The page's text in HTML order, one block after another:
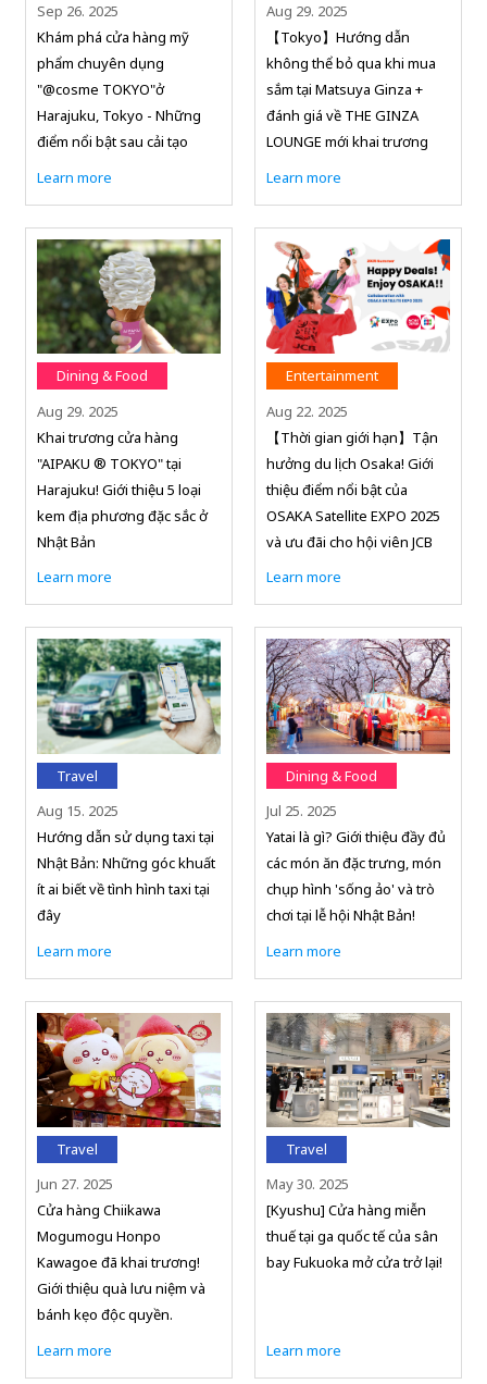
Sep 26. 2025
Khám phá cửa hàng mỹ
phẩm chuyên dụng
"@cosme TOKYO"ở
Harajuku, Tokyo - Những
điểm nổi bật sau cải tạo
Learn more
Aug 29. 2025
【Tokyo】Hướng dẫn
không thể bỏ qua khi mua
sắm tại Matsuya Ginza +
đánh giá về THE GINZA
LOUNGE mới khai trương
Learn more
Dining & Food
Aug 29. 2025
Khai trương cửa hàng
"AIPAKU ® TOKYO" tại
Harajuku! Giới thiệu 5 loại
kem địa phương đặc sắc ở
Nhật Bản
Learn more
Entertainment
Aug 22. 2025
【Thời gian giới hạn】Tận
hưởng du lịch Osaka! Giới
thiệu điểm nổi bật của
OSAKA Satellite EXPO 2025
và ưu đãi cho hội viên JCB
Learn more
Travel
Aug 15. 2025
Hướng dẫn sử dụng taxi tại
Nhật Bản: Những góc khuất
ít ai biết về tình hình taxi tại
đây
Learn more
Dining & Food
Jul 25. 2025
Yatai là gì? Giới thiệu đầy đủ
các món ăn đặc trưng, món
chụp hình 'sống ảo' và trò
chơi tại lễ hội Nhật Bản!
Learn more
Travel
Jun 27. 2025
Cửa hàng Chiikawa
Mogumogu Honpo
Kawagoe đã khai trương!
Giới thiệu quà lưu niệm và
bánh kẹo độc quyền.
Learn more
Travel
May 30. 2025
[Kyushu] Cửa hàng miễn
thuế tại ga quốc tế của sân
bay Fukuoka mở cửa trở lại!
Learn more